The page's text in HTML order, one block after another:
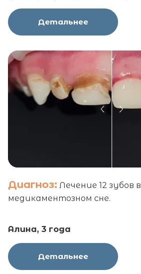
Детальнее
Диагноз: Лечение 12 зубов в
медикаментозном сне.
Алина, 3 года
Детальнее